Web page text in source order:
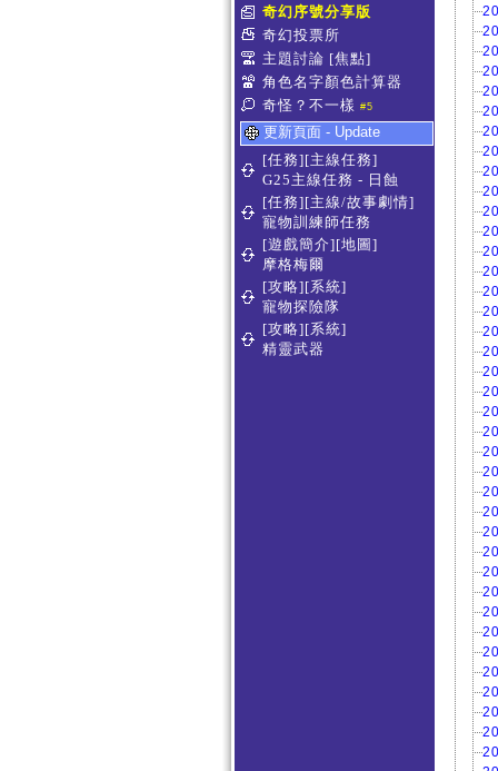
奇幻序號分享版
奇幻投票所
主題討論 [焦點]
角色名字顏色計算器
奇怪？不一樣 #5
更新頁面 - Update
[任務][主線任務]
G25主線任務 - 日蝕
[任務][主線/故事劇情]
寵物訓練師任務
[遊戲簡介][地圖]
摩格梅爾
[攻略][系統]
寵物探險隊
[攻略][系統]
精靈武器